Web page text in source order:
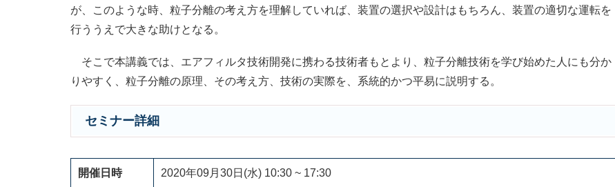
が、このような時、粒子分離の考え方を理解していれば、装置の選択や設計はもちろん、装置の適切な運転を
行ううえで大きな助けとなる。
そこで本講義では、エアフィルタ技術開発に携わる技術者もとより、粒子分離技術を学び始めた人にも分か
りやすく、粒子分離の原理、その考え方、技術の実際を、系統的かつ平易に説明する。
セミナー詳細
開催日時 2020年09月30日(水) 10:30 ~ 17:30